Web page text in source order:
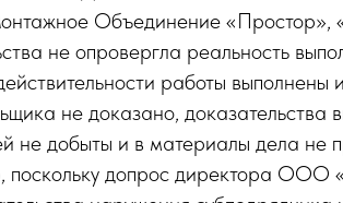
Объединение «Простор»,
не опровергла реальность
работы
не доказано,
добыты и в материалы дела не
допрос директора ООО